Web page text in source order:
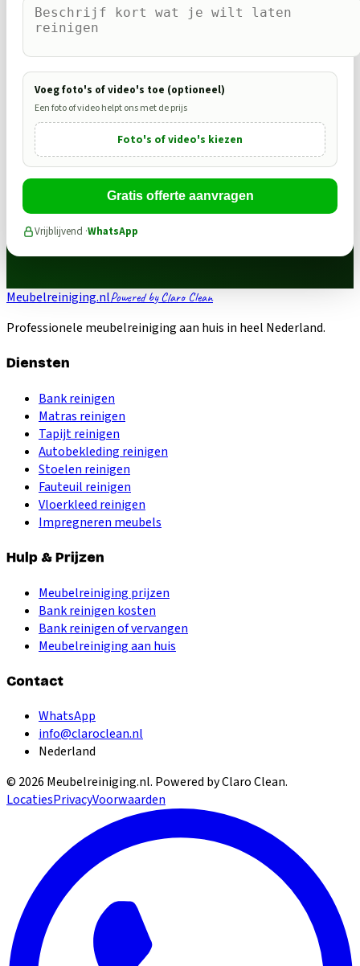
Voeg foto's of video's toe (optioneel)
Een foto of video helpt ons met de prijs
Foto's of video's kiezen
Gratis offerte aanvragen
Vrijblijvend ·WhatsApp
Meubelreiniging.nlPowered by Claro Clean
Professionele meubelreiniging aan huis in heel Nederland.
Diensten
Bank reinigen
Matras reinigen
Tapijt reinigen
Autobekleding reinigen
Stoelen reinigen
Fauteuil reinigen
Vloerkleed reinigen
Impregneren meubels
Hulp & Prijzen
Meubelreiniging prijzen
Bank reinigen kosten
Bank reinigen of vervangen
Meubelreiniging aan huis
Contact
WhatsApp
info@claroclean.nl
Nederland
© 2026 Meubelreiniging.nl. Powered by Claro Clean.
LocatiesPrivacyVoorwaarden